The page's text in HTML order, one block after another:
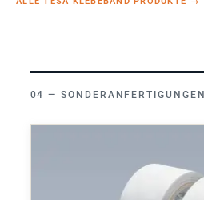
SONDERANFERTIGUNGEN